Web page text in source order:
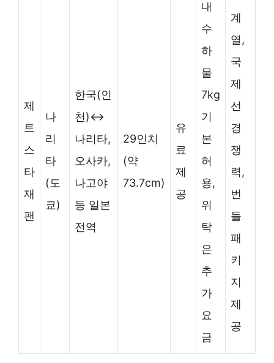
제
트
스
타
재
팬
나
리
타
(도
쿄)
한국(인
천)↔
나리타,
오사카,
나고야
등 일본
전역
29인치
(약
73.7cm)
유
료
제
공
내
수
하
물
7kg
기
본
허
용,
위
탁
은
추
가
요
금
계
열,
국
제
선
경
쟁
력,
번
들
패
키
지
제
공